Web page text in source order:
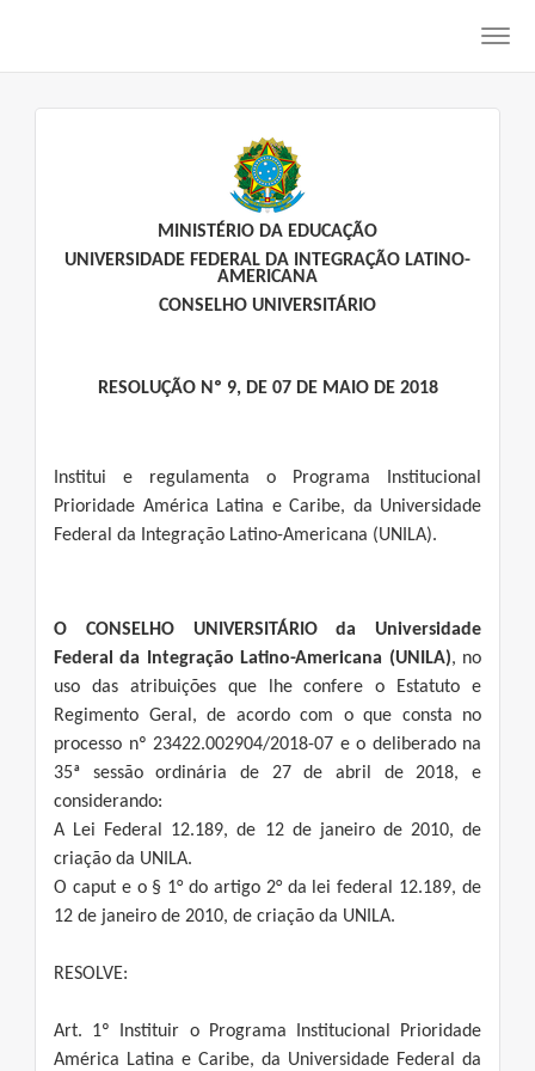
MINISTÉRIO DA EDUCAÇÃO
UNIVERSIDADE FEDERAL DA INTEGRAÇÃO LATINO-
AMERICANA
CONSELHO UNIVERSITÁRIO
RESOLUÇÃO Nº 9, DE 07 DE MAIO DE 2018
Institui e regulamenta o Programa Institucional
Prioridade América Latina e Caribe, da Universidade
Federal da Integração Latino-Americana (UNILA).
O CONSELHO UNIVERSITÁRIOda Universidade
Federal da Integração Latino-Americana (UNILA), no
uso das atribuições que lhe confere o Estatuto e
Regimento Geral, de acordo com o que consta no
processo nº 23422.002904/2018-07 e o deliberado na
35ª sessão ordinária de 27 de abril de 2018, e
considerando:
A Lei Federal 12.189, de 12 de janeiro de 2010, de
criação da UNILA.
O caput e o § 1° do artigo 2° da lei federal 12.189, de
12 de janeiro de 2010, de criação da UNILA.
RESOLVE:
Art. 1º Instituir o Programa Institucional Prioridade
América Latina e Caribe, da Universidade Federal da